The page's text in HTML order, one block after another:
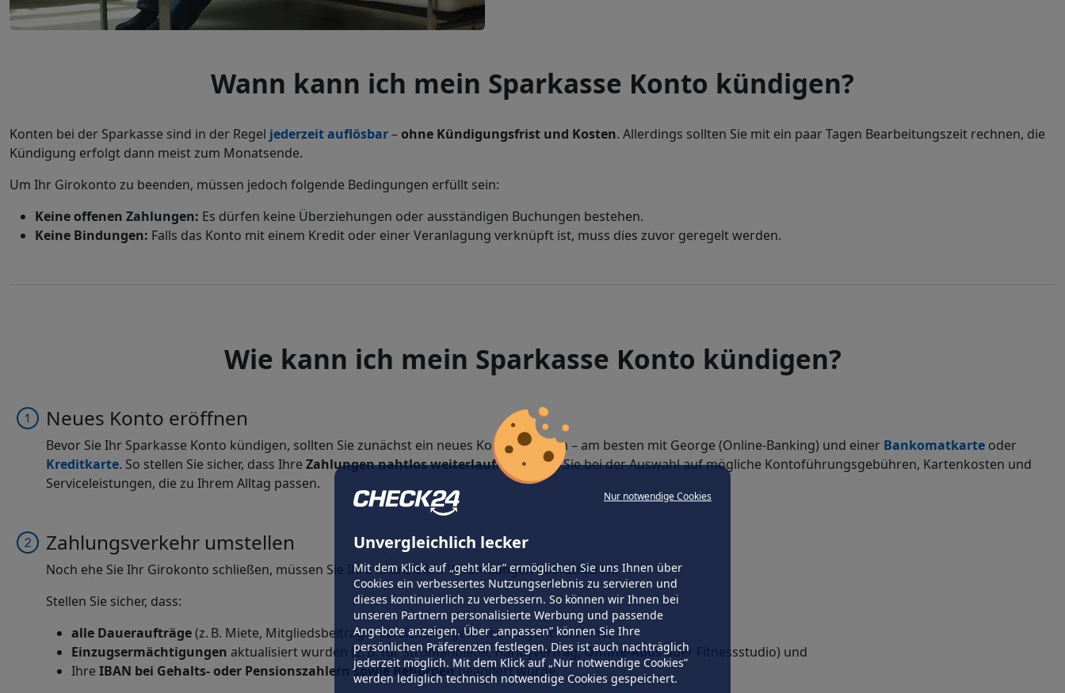
Nur notwendige Cookies
Unvergleichlich lecker
Mit dem Klick auf „geht klar” ermöglichen Sie uns Ihnen über
Cookies ein verbessertes Nutzungserlebnis zu servieren und
dieses kontinuierlich zu verbessern. So können wir Ihnen bei
unseren Partnern personalisierte Werbung und passende
Angebote anzeigen. Über „anpassen” können Sie Ihre
persönlichen Präferenzen festlegen. Dies ist auch nachträglich
jederzeit möglich. Mit dem Klick auf „Nur notwendige Cookies”
werden lediglich technisch notwendige Cookies gespeichert.
Wann kann ich mein Sparkasse Konto kündigen?
Konten bei der Sparkasse sind in der Regel jederzeit auflösbar–ohne Kündigungsfrist und Kosten. Allerdings sollten Sie mit ein paar Tagen Bearbeitungszeit rechnen, die
Kündigung erfolgt dann meist zum Monatsende.
Um Ihr Girokonto zu beenden, müssen jedoch folgende Bedingungen erfüllt sein:
Keine offenen Zahlungen: Es dürfen keine Überziehungen oder ausständigen Buchungen bestehen.
Keine Bindungen: Falls das Konto mit einem Kredit oder einer Veranlagung verknüpft ist, muss dies zuvor geregelt werden.
Wie kann ich mein Sparkasse Konto kündigen?
Neues Konto eröffnen
Bevor Sie Ihr Sparkasse Konto kündigen, sollten Sie zunächst ein neues Konto eröffnen – am besten mit George (Online-Banking) und einer Bankomatkarte oder
Kreditkarte. So stellen Sie sicher, dass Ihre Zahlungen nahtlos weiterlaufen
. Achten Sie bei der Auswahl auf mögliche Kontoführungsgebühren, Kartenkosten und
Serviceleistungen, die zu Ihrem Alltag passen.
Zahlungsverkehr umstellen
Noch ehe Sie Ihr Girokonto schließen, müssen Sie Ihre finanziellen Verbindungen koordinieren.
Stellen Sie sicher, dass:
alle Daueraufträge(z. B. Miete, Mitgliedsbeiträge, Versicherungen) neu eingerichtet sind,
Einzugsermächtigungen aktualisiert wurden (z. B. für Stromanbieter, Handyvertrag,Online-Abosoder Fitnessstudio) und
Ihre IBAN bei Gehalts- oder Pensionszahlern sowie Behördengeändert wurde.